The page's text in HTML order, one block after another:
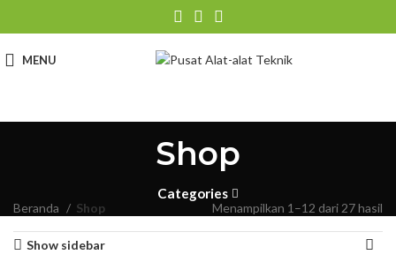
MENU
Shop
Categories
Beranda Shop Menampilkan 1–12 dari 27 hasil
Show sidebar